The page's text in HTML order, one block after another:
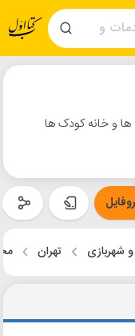
ها و خانه کودک ها
شهربازی تهران